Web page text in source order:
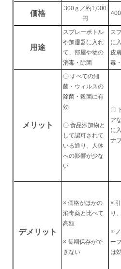
価格
300ｇ／約1,000
円
用途
スプレーボトル
や加湿器に入れ
て、部屋や物の
消毒・除菌
ス
に
皮
毒
メリット
〇 すべての細
菌・ウィルスの
除菌・殺菌に有
効
〇 食品添加物と
して認可されて
いる通り、人体
への影響が少な
い
〇
ア
に
ナ
デメリット
× 価格がほかの
消毒薬と比べて
高額
× 長期保存がで
きない
×
り
×
ー
は